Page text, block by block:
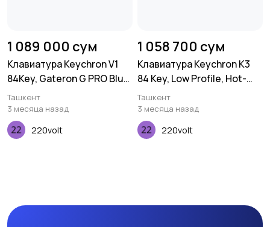
1 089 000 сум
Клавиатура Keychron V1
84Key, Gateron G PRO Blue,
USB-A, Hot-Swap, QMK,
Knob, EN/UKR, RGB, Frosted
Black
Ташкент
3 месяца назад
220volt
1 058 700 сум
Клавиатура Keychron K3
84 Key, Low Profile, Hot-
Swap, Optical, RGB, Red
Ташкент
3 месяца назад
220volt